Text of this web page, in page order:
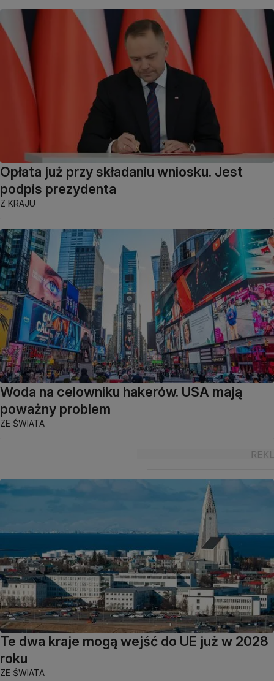
Opłata już przy składaniu wniosku. Jest
podpis prezydenta
Z KRAJU
Woda na celowniku hakerów. USA mają
poważny problem
ZE ŚWIATA
Te dwa kraje mogą wejść do UE już w 2028
roku
ZE ŚWIATA